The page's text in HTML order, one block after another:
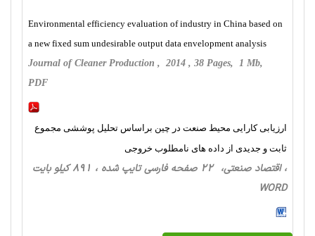
Environmental efficiency evaluation of industry in China based on
a new fixed sum undesirable output data envelopment analysis
Journal of Cleaner Production , 2014 , 38 Pages, 1 Mb,
PDF
ارزیابی کارایی محیط صنعت در چین براساس تحلیل پوششی مجموع
ثابت و جدیدی از داده های نامطلوب خروجی
، اقتصاد صنعتی، 22 صفحه فارسی تایپ شده ، 891 کیلو بایت
WORD